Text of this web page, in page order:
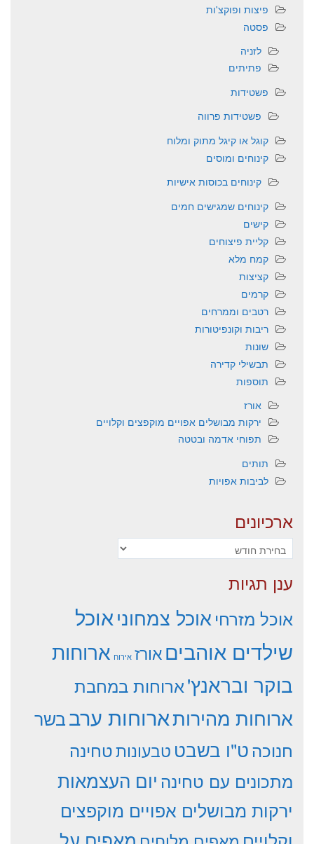
פיצות ופוקצ'ות
פסטה
לזניה
פתיתים
פשטידות
פשטידות פרווה
קוגל או קיגל מתוק ומלוח
קינוחים ומוסים
קינוחים בכוסות אישיות
קינוחים שמגישים חמים
קישים
קליית פיצוחים
קמח מלא
קציצות
קרמים
רטבים וממרחים
ריבות וקונפיטורות
שונות
תבשילי קדירה
תוספות
אורז
ירקות מבושלים אפויים מוקפצים וקלויים
תפוחי אדמה ובטטה
תותים
לביבות אפויות
ארכיונים
ארכיונים
ענן תגיות
אוכל מזרחיאוכל צמחוניאוכל
שילדים אוהביםאורז אירוח ארוחות
בוקר ובראנץ'ארוחות במחבת
ארוחות מהירותארוחות ערבבשר
חנוכהט"ו בשבט טבעונותטחינה
מתכונים עם טחינה יום העצמאות
ירקות מבושלים אפויים מוקפצים